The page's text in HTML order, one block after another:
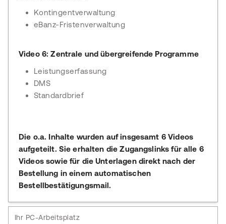
Kontingentverwaltung
eBanz-Fristenverwaltung
Video 6: Zentrale und übergreifende Programme
Leistungserfassung
DMS
Standardbrief
Die o.a. Inhalte wurden auf insgesamt 6 Videos
aufgeteilt. Sie erhalten die Zugangslinks für alle 6
Videos sowie für die Unterlagen direkt nach der
Bestellung in einem automatischen
Bestellbestätigungsmail.
Ihr PC-Arbeitsplatz